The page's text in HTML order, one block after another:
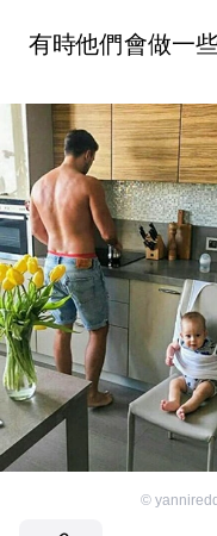
有時他們會做一
©